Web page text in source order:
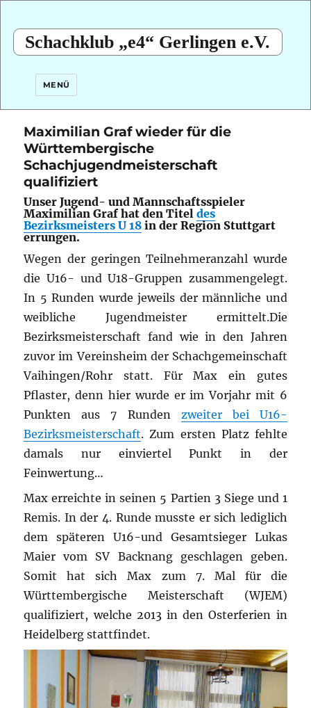
Schachklub „e4“ Gerlingen e.V.
MENÜ
Maximilian Graf wieder für die
Württembergische
Schachjugendmeisterschaft
qualifiziert
Unser Jugend- und Mannschaftsspieler
Maximilian Graf hat den Titeldes
Bezirksmeisters U 18 in der Region Stuttgart
errungen.
Wegen der geringen Teilnehmeranzahl wurde
die U16- und U18-Gruppen zusammengelegt.
In 5 Runden wurde jeweils der männliche und
weibliche Jugendmeister ermittelt.Die
Bezirksmeisterschaft fand wie in den Jahren
zuvor im Vereinsheim der Schachgemeinschaft
Vaihingen/Rohr statt. Für Max ein gutes
Pflaster, denn hier wurde er im Vorjahr mit 6
Punkten aus 7 Runden zweiter bei U16-
Bezirksmeisterschaft. Zum ersten Platz fehlte
damals nur einviertel Punkt in der
Feinwertung…
Max erreichte in seinen 5 Partien 3 Siege und 1
Remis. In der 4. Runde musste er sich lediglich
dem späteren U16-und Gesamtsieger Lukas
Maier vom SV Backnang geschlagen geben.
Somit hat sich Max zum 7. Mal für die
Württembergische Meisterschaft (WJEM)
qualifiziert, welche 2013 in den Osterferien in
Heidelberg stattfindet.